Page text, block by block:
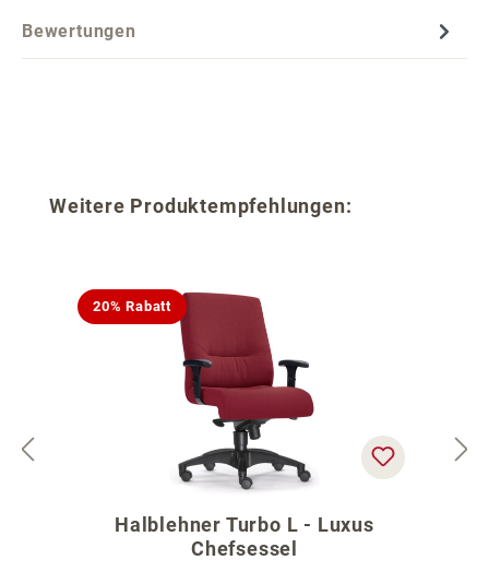
Bewertungen
Produktgalerie überspringen
Weitere Produktempfehlungen:
20% Rabatt
Halblehner Turbo L - Luxus
Chefsessel